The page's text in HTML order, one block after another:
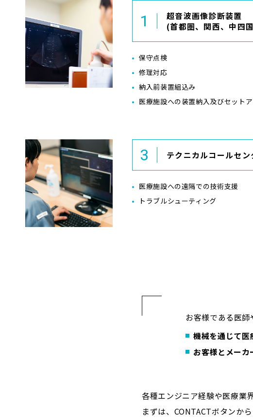
超音波画像診断装置
(首都圏、関西、中四
保守点検
修理対応
納入前装置組込み
医療施設への装置納入及びセット
テクニカルコールセ
医療施設への遠隔での技術支援
トラブルシューティング
お客様である医
機械を通じて医
お客様とメーカ
各種エンジニア経験や医療業
まずは、CONTACTボタンから